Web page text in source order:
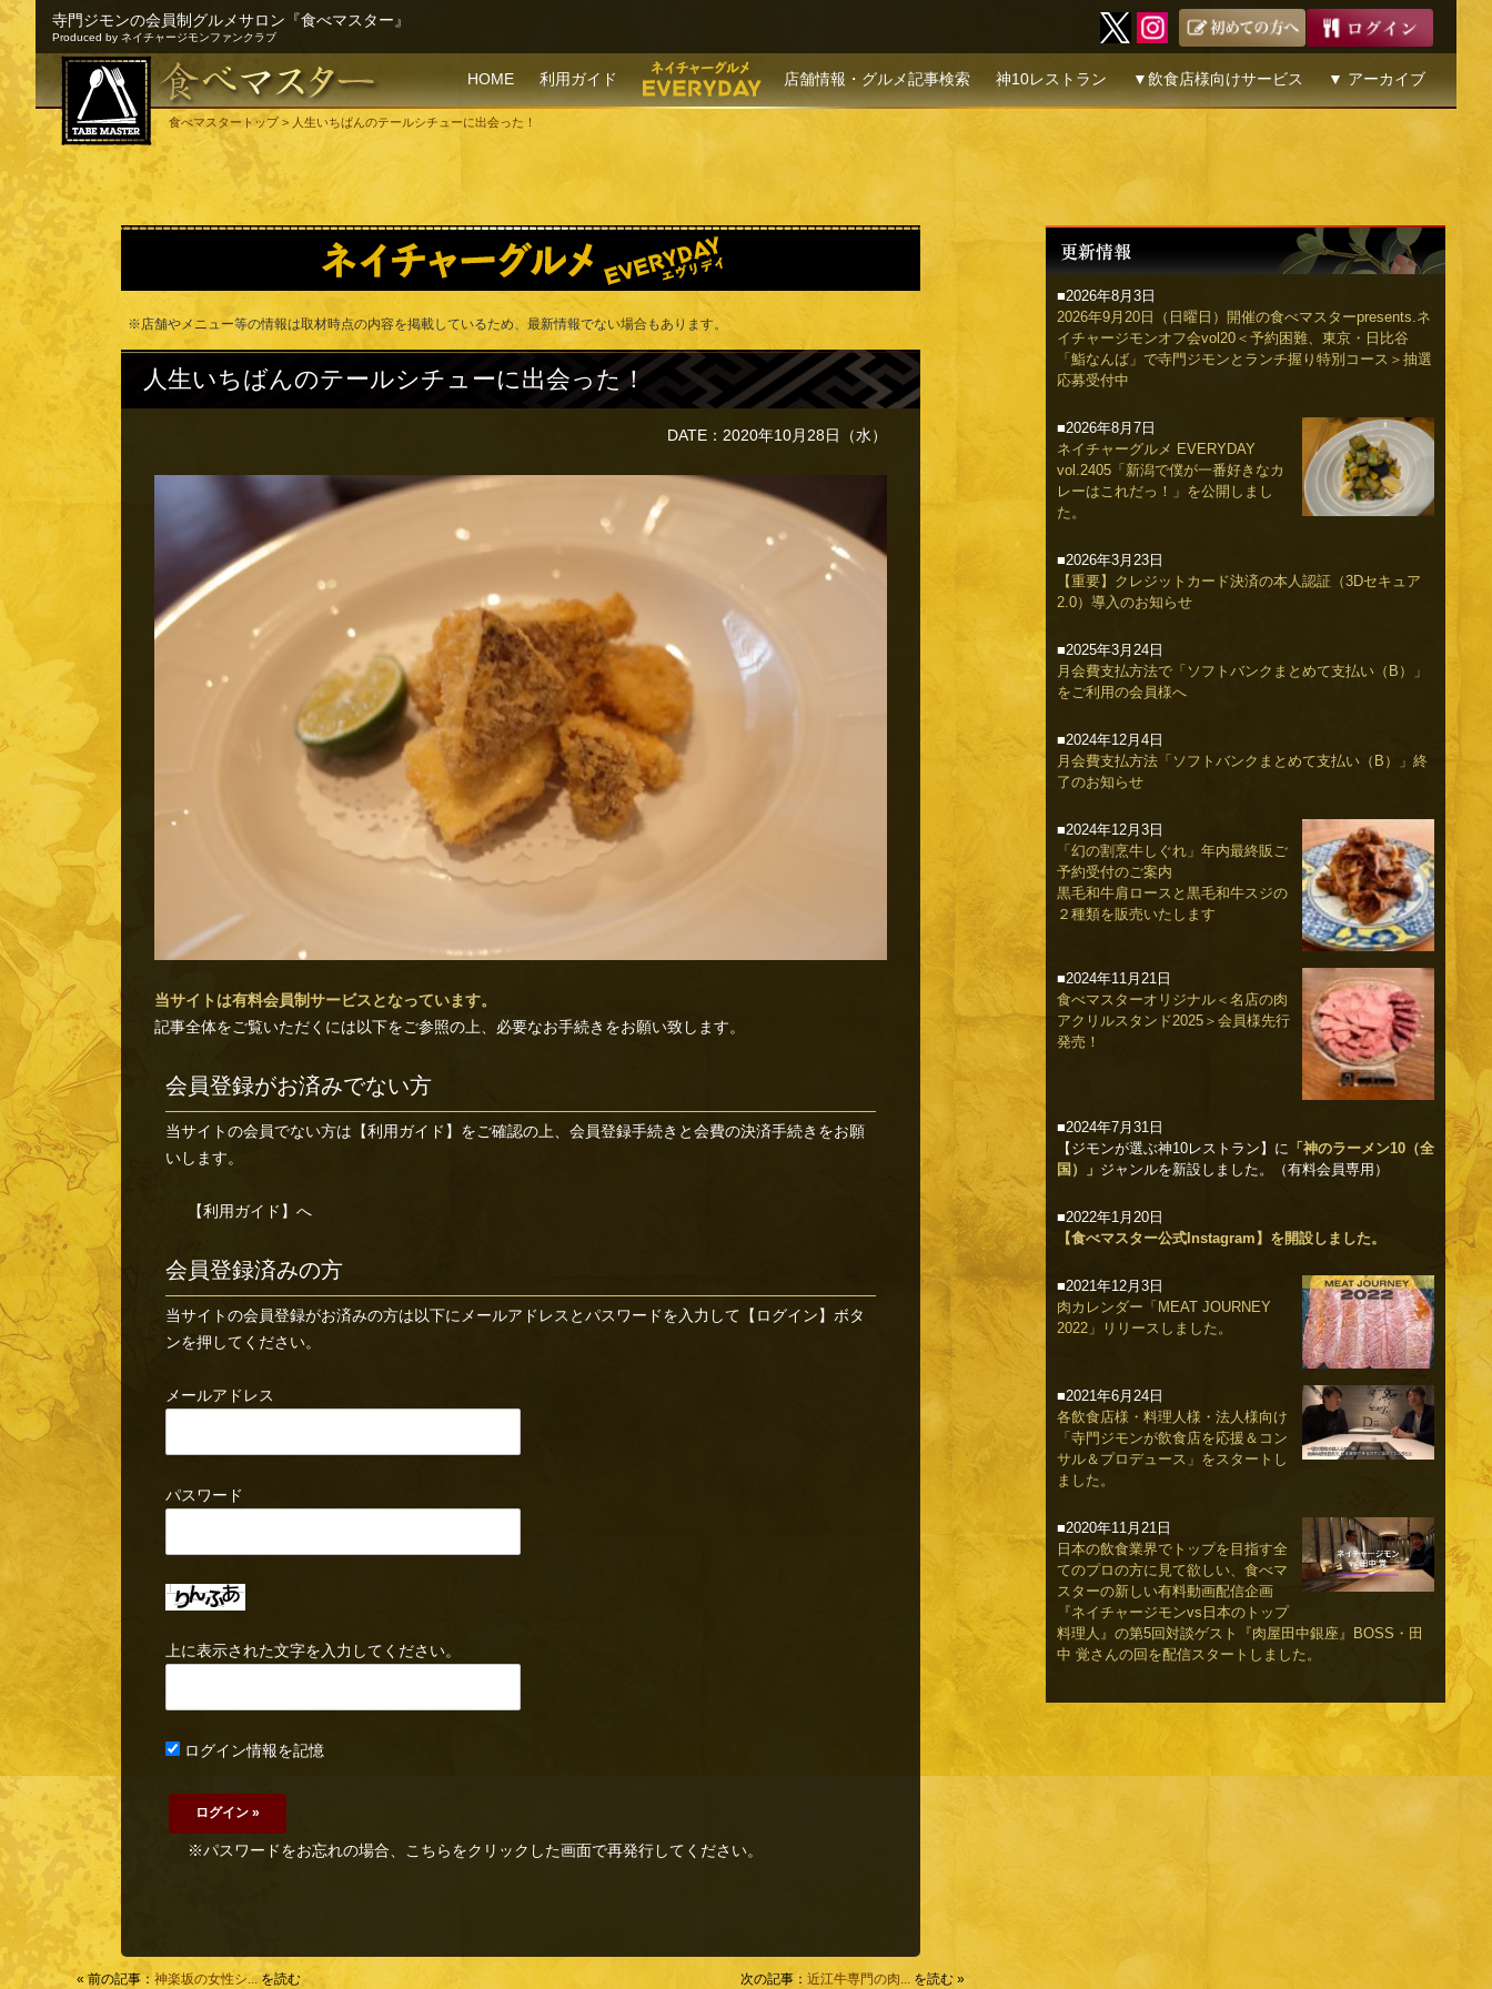
寺門ジモンの会員制グルメサロン『食べマスター』
Produced by ネイチャージモンファンクラブ
HOME 利用ガイド 店舗情報・グルメ記事検索 神10レストラン ▼飲食店様向けサービス ▼ アーカイブ
食べマスタートップ> 人生いちばんのテールシチューに出会った！
※店舗やメニュー等の情報は取材時点の内容を掲載しているため、最新情報でない場合もあります。
人生いちばんのテールシチューに出会った！
DATE：2020年10月28日（水）
当サイトは有料会員制サービスとなっています。
記事全体をご覧いただくには以下をご参照の上、必要なお手続きをお願い致します。
会員登録がお済みでない方
当サイトの会員でない方は 【利用ガイド】 をご確認の上、会員登録手続きと会費の決済手続きをお願
いします。
【利用ガイド】へ
会員登録済みの方
当サイトの会員登録がお済みの方は以下にメールアドレスとパスワードを入力して【ログイン】ボタ
ンを押してください。
メールアドレス
パスワード
上に表示された文字を入力してください。
ログイン情報を記憶
※パスワードをお忘れの場合、こちらをクリックした画面で再発行してください。
« 前の記事： 神楽坂の女性シ...を読む 次の記事： 近江牛専門の肉... を読む »
■2026年8月3日
2026年9月20日（日曜日）開催の食べマスターpresents.ネ
イチャージモンオフ会vol20＜予約困難、東京・日比谷
「鮨なんば」で寺門ジモンとランチ握り特別コース＞抽選
応募受付中
■2026年8月7日
ネイチャーグルメ EVERYDAY
vol.2405「新潟で僕が一番好きなカ
レーはこれだっ！」を公開しまし
た。
■2026年3月23日
【重要】クレジットカード決済の本人認証（3Dセキュア
2.0）導入のお知らせ
■2025年3月24日
月会費支払方法で「ソフトバンクまとめて支払い（B）」
をご利用の会員様へ
■2024年12月4日
月会費支払方法「ソフトバンクまとめて支払い（B）」終
了のお知らせ
■2024年12月3日
「幻の割烹牛しぐれ」年内最終販ご
予約受付のご案内
黒毛和牛肩ロースと黒毛和牛スジの
２種類を販売いたします
■2024年11月21日
食べマスターオリジナル＜名店の肉
アクリルスタンド2025＞会員様先行
発売！
■2024年7月31日
【ジモンが選ぶ神10レストラン】に 「神のラーメン10（全
国）」 ジャンルを新設しました。（有料会員専用）
■2022年1月20日
【食べマスター公式Instagram】を開設しました。
■2021年12月3日
肉カレンダー「MEAT JOURNEY
2022」リリースしました。
■2021年6月24日
各飲食店様・料理人様・法人様向け
「寺門ジモンが飲食店を応援＆コン
サル＆プロデュース」をスタートし
ました。
■2020年11月21日
日本の飲食業界でトップを目指す全
てのプロの方に見て欲しい、食べマ
スターの新しい有料動画配信企画
『ネイチャージモンvs日本のトップ
料理人』の第5回対談ゲスト『肉屋田中銀座』BOSS・田
中 覚さんの回を配信スタートしました。